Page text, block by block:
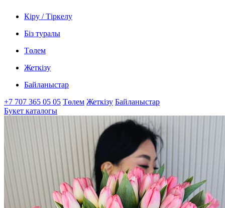
Кіру / Тіркелу
Біз туралы
Төлем
Жеткізу
Байланыстар
+7 707 365 05 05 Төлем Жеткізу Байланыстар
Букет каталогы